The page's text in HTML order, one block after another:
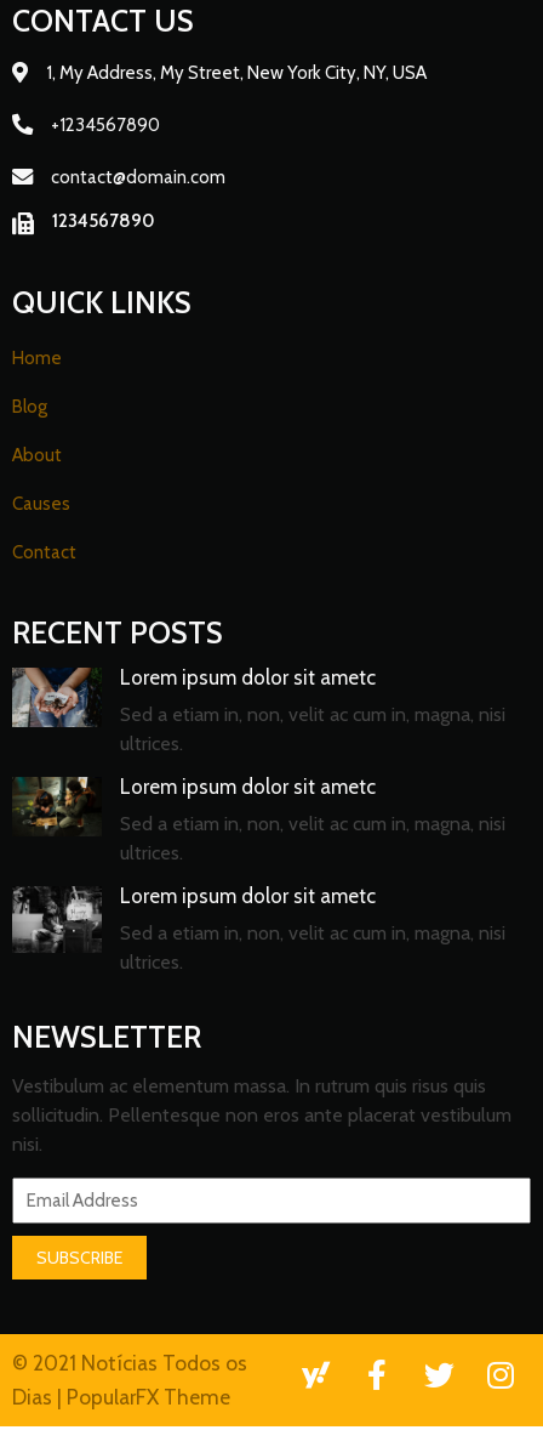
CONTACT US
1, My Address, My Street, New York City, NY, USA
+1234567890
contact@domain.com
1234567890
QUICK LINKS
Home
Blog
About
Causes
Contact
RECENT POSTS
Lorem ipsum dolor sit ametc
Sed a etiam in, non, velit ac cum in, magna, nisi
ultrices.
Lorem ipsum dolor sit ametc
Sed a etiam in, non, velit ac cum in, magna, nisi
ultrices.
Lorem ipsum dolor sit ametc
Sed a etiam in, non, velit ac cum in, magna, nisi
ultrices.
NEWSLETTER
Vestibulum ac elementum massa. In rutrum quis risus quis
sollicitudin. Pellentesque non eros ante placerat vestibulum
nisi.
SUBSCRIBE
© 2021 Notícias Todos os
Dias | PopularFX Theme